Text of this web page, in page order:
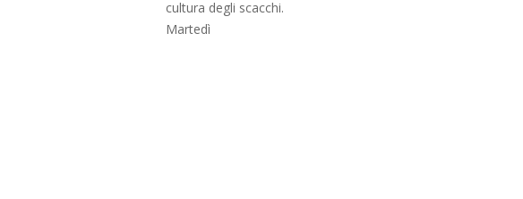
cultura degli scacchi.
Martedì